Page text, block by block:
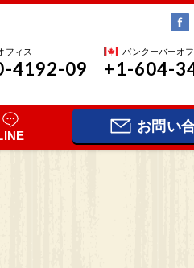
フィス
4192-09
バンクーバーオ
+1-604-
お問い